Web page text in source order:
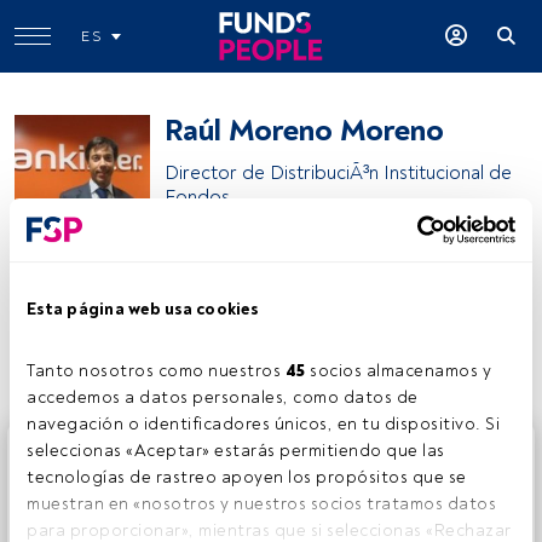
Esta página web usa cookies
Tanto nosotros como nuestros 45 socios almacenamos y
accedemos a datos personales, como datos de
navegación o identificadores únicos, en tu dispositivo. Si
seleccionas «Aceptar» estarás permitiendo que las
tecnologías de rastreo apoyen los propósitos que se
muestran en «nosotros y nuestros socios tratamos datos
para proporcionar», mientras que si seleccionas «Rechazar
ES
Raúl Moreno Moreno
Director de DistribuciÃ³n Institucional de
Fondos
Compartir:
Este es un artículo exclusivo para los usuarios registrados
de FundsPeople. Si ya estás registrado, accede desde el
botón Login. Si aún no tienes cuenta, te invitamos a
registrarte y disfrutar de todo el universo que ofrece